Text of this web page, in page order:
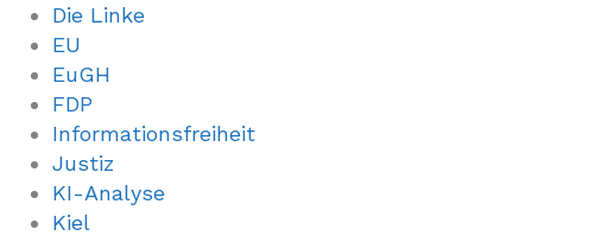
Die Linke
EU
EuGH
FDP
Informationsfreiheit
Justiz
KI-Analyse
Kiel